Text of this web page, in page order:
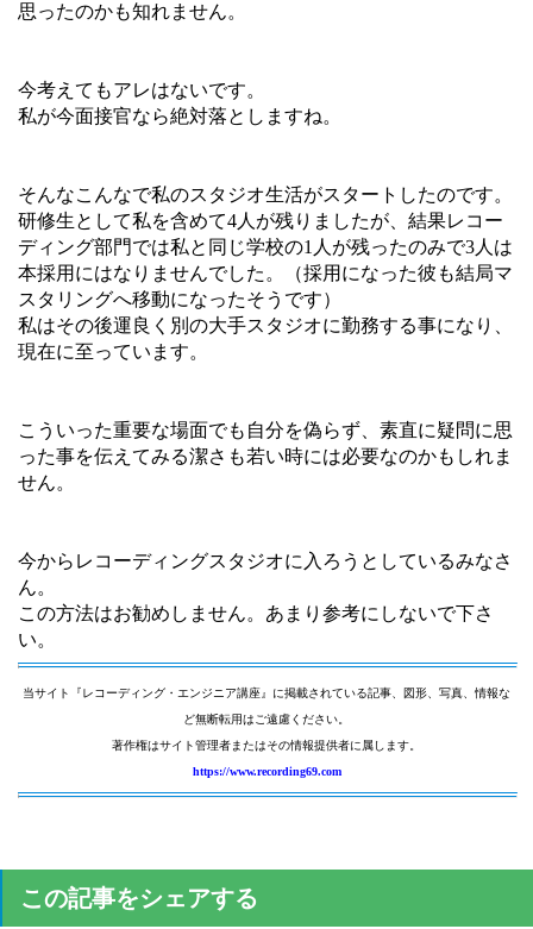
思ったのかも知れません。
今考えてもアレはないです。
私が今面接官なら絶対落としますね。
そんなこんなで私のスタジオ生活がスタートしたのです。
研修生として私を含めて4人が残りましたが、結果レコー
ディング部門では私と同じ学校の1人が残ったのみで3人は
本採用にはなりませんでした。（採用になった彼も結局マ
スタリングへ移動になったそうです）
私はその後運良く別の大手スタジオに勤務する事になり、
現在に至っています。
こういった重要な場面でも自分を偽らず、素直に疑問に思
った事を伝えてみる潔さも若い時には必要なのかもしれま
せん。
今からレコーディングスタジオに入ろうとしているみなさ
ん。
この方法はお勧めしません。あまり参考にしないで下さ
い。
当サイト『レコーディング・エンジニア講座』に掲載されている記事、図形、写真、情報な
ど無断転用はご遠慮ください。
著作権はサイト管理者またはその情報提供者に属します。
https://www.recording69.com
この記事をシェアする